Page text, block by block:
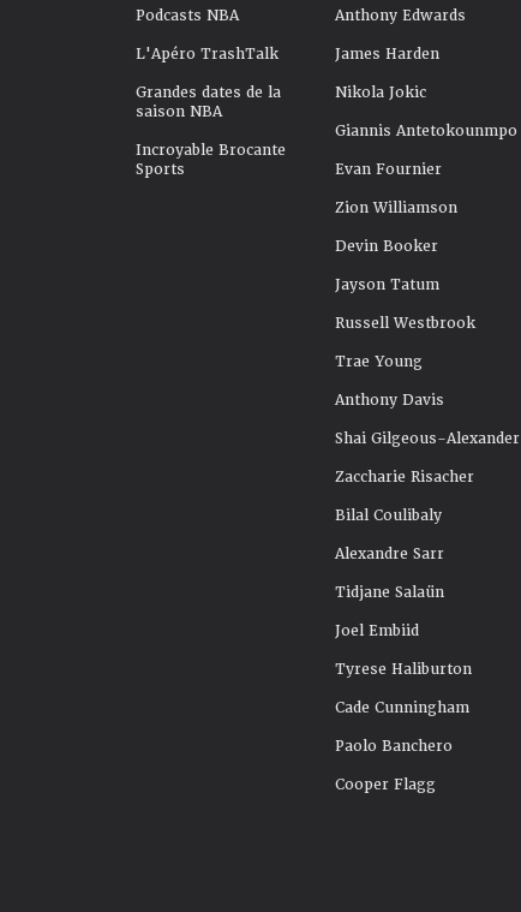
Podcasts NBA
L'Apéro TrashTalk
Grandes dates de la
saison NBA
Incroyable Brocante
Sports
Anthony Edwards
James Harden
Nikola Jokic
Giannis Antetokounmpo
Evan Fournier
Zion Williamson
Devin Booker
Jayson Tatum
Russell Westbrook
Trae Young
Anthony Davis
Shai Gilgeous-Alexander
Zaccharie Risacher
Bilal Coulibaly
Alexandre Sarr
Tidjane Salaün
Joel Embiid
Tyrese Haliburton
Cade Cunningham
Paolo Banchero
Cooper Flagg